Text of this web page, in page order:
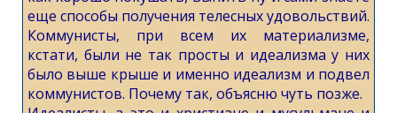
еще способы получения телесных удовольствий.
Коммунисты, при всем их материализме,
кстати, были не так просты и идеализма у них
было выше крыше и именно идеализм и подвел
коммунистов. Почему так, объясню чуть позже.